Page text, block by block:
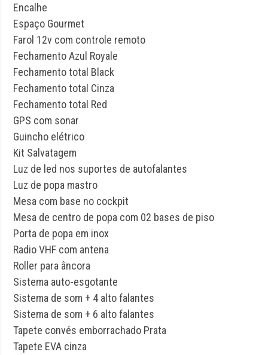
Encalhe
Espaço Gourmet
Farol 12v com controle remoto
Fechamento Azul Royale
Fechamento total Black
Fechamento total Cinza
Fechamento total Red
GPS com sonar
Guincho elétrico
Kit Salvatagem
Luz de led nos suportes de autofalantes
Luz de popa mastro
Mesa com base no cockpit
Mesa de centro de popa com 02 bases de piso
Porta de popa em inox
Radio VHF com antena
Roller para âncora
Sistema auto-esgotante
Sistema de som + 4 alto falantes
Sistema de som + 6 alto falantes
Tapete convés emborrachado Prata
Tapete EVA cinza